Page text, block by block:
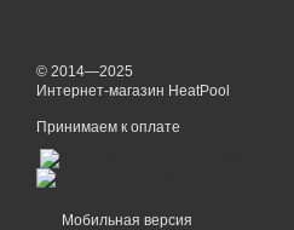
© 2014—2025
Интернет-магазин HeatPool
Принимаем к оплате
Мобильная версия